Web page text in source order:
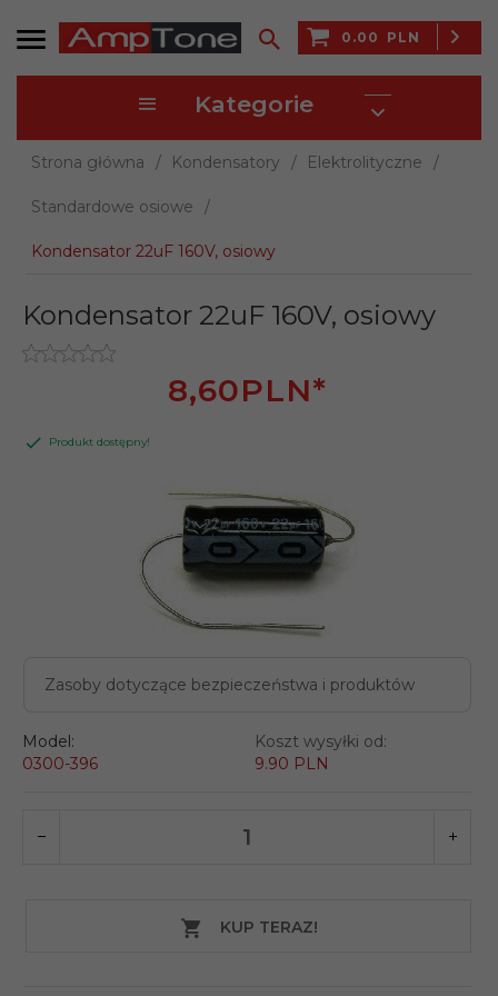
0.00 PLN
Kategorie
Strona główna Kondensatory Elektrolityczne
Standardowe osiowe
Kondensator 22uF 160V, osiowy
Zasoby dotyczące bezpieczeństwa i produktów
Kondensator 22uF 160V, osiowy
8,60PLN*
Produkt dostępny!
Model:
0300-396
Koszt wysyłki od:
9.90 PLN
KUP TERAZ!